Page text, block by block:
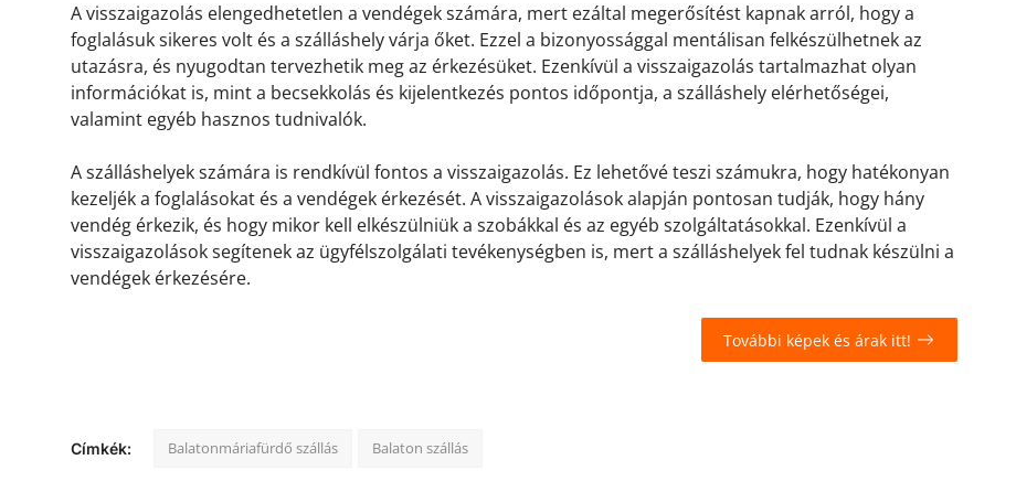
A visszaigazolás elengedhetetlen a vendégek számára, mert ezáltal megerősítést kapnak arról, hogy a
foglalásuk sikeres volt és a szálláshely várja őket. Ezzel a bizonyossággal mentálisan felkészülhetnek az
utazásra, és nyugodtan tervezhetik meg az érkezésüket. Ezenkívül a visszaigazolás tartalmazhat olyan
információkat is, mint a becsekkolás és kijelentkezés pontos időpontja, a szálláshely elérhetőségei,
valamint egyéb hasznos tudnivalók.
A szálláshelyek számára is rendkívül fontos a visszaigazolás. Ez lehetővé teszi számukra, hogy hatékonyan
kezeljék a foglalásokat és a vendégek érkezését. A visszaigazolások alapján pontosan tudják, hogy hány
vendég érkezik, és hogy mikor kell elkészülniük a szobákkal és az egyéb szolgáltatásokkal. Ezenkívül a
visszaigazolások segítenek az ügyfélszolgálati tevékenységben is, mert a szálláshelyek fel tudnak készülni a
vendégek érkezésére.
További képek és árak itt!
Címkék: Balatonmáriafürdő szállás Balaton szállás